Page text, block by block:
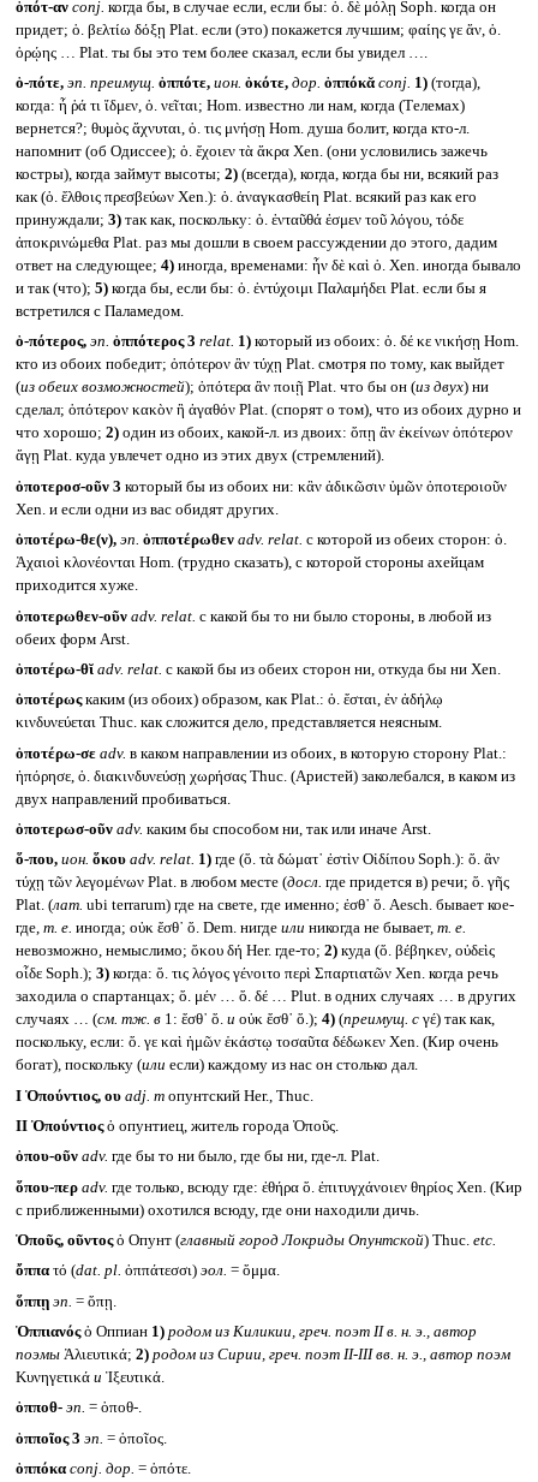
ὁπότ-αν conj. когда бы, в случае если, если бы: ὁ. δὲ μόλῃ Soph. когда он
придет; ὁ. βελτίω δόξῃ Plat. если (это) покажется лучшим; φαίης γε ἄν, ὁ.
ὁρῴης … Plat. ты бы это тем более сказал, если бы увидел ….
ὁ-πότε, эп. преимущ. ὁππότε, ион. ὁκότε, дор. ὁππόκᾰ conj. 1)(тогда),
когда: ἦ ῥά τι ἴδμεν, ὁ. νεῖται; Hom. известно ли нам, когда (Телемах)
вернется?; θυμὸς ἄχνυται, ὁ. τις μνήσῃ Hom. душа болит, когда кто-л.
напомнит (об Одиссее); ὁ. ἔχοιεν τὰ ἄκρα Xen. (они условились зажечь
костры), когда займут высоты; 2)(всегда), когда, когда бы ни, всякий раз
как (ὁ. ἔλθοις πρεσβεύων Xen.): ὁ. ἀναγκασθείη Plat. всякий раз как его
принуждали; 3)так как, поскольку: ὁ. ἐνταῦθά ἐσμεν τοῦ λόγου, τόδε
ἀποκρινώμεθα Plat. раз мы дошли в своем рассуждении до этого, дадим
ответ на следующее; 4)иногда, временами: ἦν δὲ καὶ ὁ. Xen. иногда бывало
и так (что); 5)когда бы, если бы: ὁ. ἐντύχοιμι Παλαμήδει Plat. если бы я
встретился с Паламедом.
ὁ-πότερος, эп. ὁππότερος 3 relat. 1)который из обоих: ὁ. δέ κε νικήσῃ Hom.
кто из обоих победит; ὁπότερον ἂν τύχῃ Plat. смотря по тому, как выйдет
(из обеих возможностей); ὁπότερα ἂν ποιῇ Plat. что бы он (из двух) ни
сделал; ὁπότερον κακὸν ἢ ἀγαθόν Plat. (спорят о том), что из обоих дурно и
что хорошо; 2)один из обоих, какой-л. из двоих: ὅπῃ ἂν ἐκείνων ὁπότερον
ἄγῃ Plat. куда увлечет одно из этих двух (стремлений).
ὁποτεροσ-οῦν 3 который бы из обоих ни: κἂν ἀδικῶσιν ὑμῶν ὁποτεροιοῦν
Xen. и если одни из вас обидят других.
ὁποτέρω-θε(ν), эп. ὁπποτέρωθεν adv. relat. с которой из обеих сторон: ὁ.
Ἀχαιοὶ κλονέονται Hom. (трудно сказать), с которой стороны ахейцам
приходится хуже.
ὁποτερωθεν-οῦν adv. relat. с какой бы то ни было стороны, в любой из
обеих форм Arst.
ὁποτέρω-θῐ adv. relat. с какой бы из обеих сторон ни, откуда бы ни Xen.
ὁποτέρωςкаким (из обоих) образом, как Plat.: ὁ. ἔσται, ἐν ἀδήλῳ
κινδυνεύεται Thuc. как сложится дело, представляется неясным.
ὁποτέρω-σε adv. в каком направлении из обоих, в которую сторону Plat.:
ἠπόρησε, ὁ. διακινδυνεύσῃ χωρήσας Thuc. (Аристей) заколебался, в каком из
двух направлений пробиваться.
ὁποτερωσ-οῦν adv. каким бы способом ни, так или иначе Arst.
ὅ-που, ион. ὅκου adv. relat. 1)где (ὅ. τὰ δώματ᾽ ἐστὶν Οἰδίπου Soph.): ὅ. ἂν
τύχῃ τῶν λεγομένων Plat. в любом месте (досл. где придется в) речи; ὅ. γῆς
Plat. (лат. ubi terrarum) где на свете, где именно; ἐσθ᾽ ὅ. Aesch. бывает кое-
где, т. е. иногда; οὐκ ἔσθ᾽ ὅ. Dem. нигде или никогда не бывает, т. е.
невозможно, немыслимо; ὅκου δή Her. где-то; 2)куда (ὅ. βέβηκεν, οὐδεὶς
οἶδε Soph.); 3)когда: ὅ. τις λόγος γένοιτο περὶ Σπαρτιατῶν Xen. когда речь
заходила о спартанцах; ὅ. μέν … ὅ. δέ … Plut. в одних случаях … в других
случаях … (см. тж. в1: ἔσθ᾽ ὅ. и οὐκ ἔσθ᾽ ὅ.); 4)(преимущ. сγέ) так как,
поскольку, если: ὅ. γε καὶ ἡμῶν ἑκάστῳ τοσαῦτα δέδωκεν Xen. (Кир очень
богат), поскольку (или если) каждому из нас он столько дал.
I Ὀπούντιος, ου adj. mопунтский Her., Thuc.
II Ὀπούντιοςὁ опунтиец, житель города Ὀποῦς.
ὁπου-οῦν adv. где бы то ни было, где бы ни, где-л. Plat.
ὅπου-περ adv. где только, всюду где: ἐθήρα ὅ. ἐπιτυγχάνοιεν θηρίος Xen. (Кир
с приближенными) охотился всюду, где они находили дичь.
Ὀποῦς, οῦντοςὁ Опунт (главный город Локриды Опунтской) Thuc. etc.
ὄππα τό (dat. pl. ὀππάτεσσι)эол. = ὄμμα.
ὅππῃ эп. = ὅπῃ.
Ὀππιανόςὁ Оппиан 1) родом из Киликии, греч. поэт II в. н. э., автор
поэмыἉλιευτικά; 2) родом из Сирии, греч. поэт II-III вв. н. э., автор поэм
Κυνηγετικά и Ἰξευτικά.
ὁπποθ- эп. = ὁποθ-.
ὁπποῖος 3 эп. = ὁποῖος.
ὁππόκα conj. дор. = ὁπότε.